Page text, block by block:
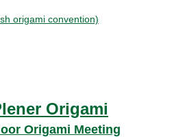
origami convention)
Origami
Origami Meeting